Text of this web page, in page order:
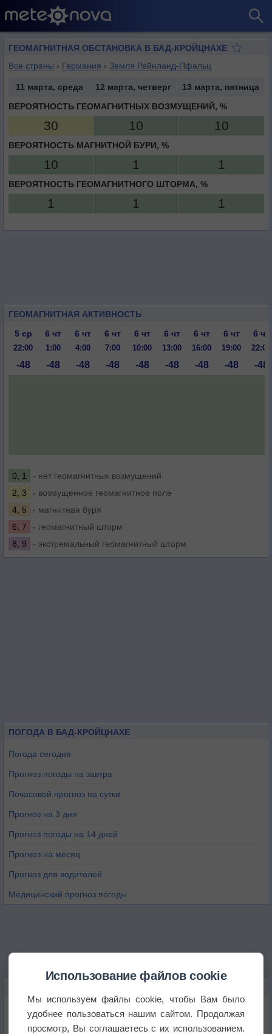
ГЕОМАГНИТНАЯ ОБСТАНОВКА В БАД-КРОЙЦНАХЕ
Все страны › Германия › Земля Рейнланд-Пфальц
11 марта, среда 12 марта, четверг
13 марта, пятница
ВЕРОЯТНОСТЬ ГЕОМАГНИТНЫХ ВОЗМУЩЕНИЙ, %
30 10 10
ВЕРОЯТНОСТЬ МАГНИТНОЙ БУРИ, %
10 1 1
ВЕРОЯТНОСТЬ ГЕОМАГНИТНОГО ШТОРМА, %
1 1 1
ГЕОМАГНИТНАЯ АКТИВНОСТЬ
5 ср
6 чт 6 чт 6 чт 6 чт 6 чт 6 чт 6 чт 6 чт
22:00 1:00 4:00 7:00 10:00 13:00 16:00 19:00 22:00
-48 -48 -48 -48 -48 -48 -48 -48 -48
0, 1
- нет геомагнитных возмущений
2, 3
- возмущенное геомагнитное поле
4, 5
- магнитная буря
6, 7
- геомагнитный шторм
8, 9
- экстремальный геомагнитный шторм
ПОГОДА В БАД-КРОЙЦНАХЕ
Погода сегодня
Прогноз погоды на завтра
Почасовой прогноз на сутки
Прогноз на 3 дня
Прогноз погоды на 14 дней
Прогноз на месяц
Прогноз для водителей
Медицинский прогноз погоды
Дневная температура воздуха в ОАЭ превысила
+51°
Использование файлов cookie
Мы используем файлы cookie, чтобы Вам было
удобнее пользоваться нашим сайтом. Продолжая
просмотр, Вы соглашаетесь с их использованием.